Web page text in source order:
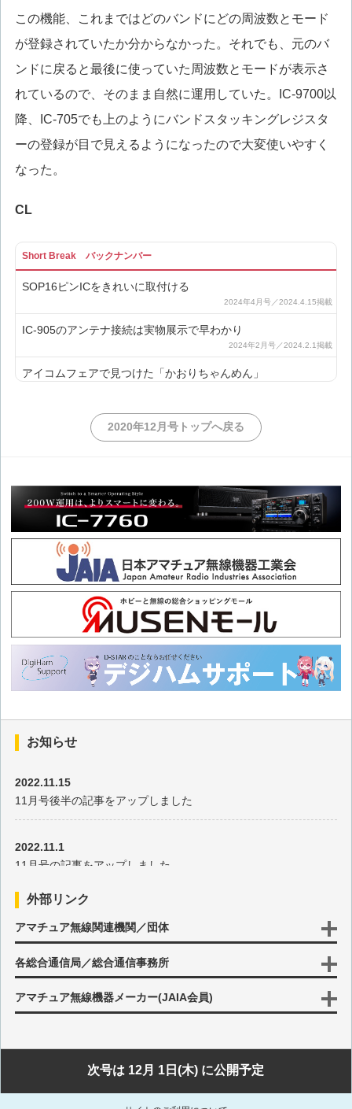
この機能、これまではどのバンドにどの周波数とモード
が登録されていたか分からなかった。それでも、元のバ
ンドに戻ると最後に使っていた周波数とモードが表示さ
れているので、そのまま自然に運用していた。IC-9700以
降、IC-705でも上のようにバンドスタッキングレジスタ
ーの登録が目で見えるようになったので大変使いやすく
なった。
CL
Short Break バックナンバー
SOP16ピンICをきれいに取付ける
IC-905のアンテナ接続は実物展示で早わかり
アイコムフェアで見つけた「かおりちゃんめん」
円板に描いた虹色、高速回転させると何色に見える?
オペアンプ実験用正負両電源の製作
QRP用高周波電圧電流計の製作と考察
あのミニチュア電鍵を実際に使えるようにした改造記
ホワイトノイズジェネレータの製作
QRP用アンテナチューナの製作
ダイヤモンドアンテナ RHM12を自転車に取付けてもマッチン
グはとれるか
ON AIRランプの製作
10MHz基準信号発生器の考察と製作 その2
10MHz基準信号発生器の考察と製作 その1
2020年12月号トップへ戻る
お知らせ
2022.11.15
11月号後半の記事をアップしました
2022.11.1
11月号の記事をアップしました
2022.10.17
10月号後半の記事をアップしました
2022.10.3
10月号の記事をアップしました
外部リンク
アマチュア無線関連機関／団体
各総合通信局／総合通信事務所
アマチュア無線機器メーカー(JAIA会員)
次号は 12月 1日(木) に公開予定